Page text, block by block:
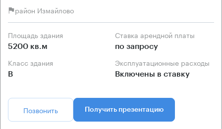
район Измайлово
Площадь здания
5200 кв.м
Ставка арендной платы
по запросу
Класс здания
B
Эксплуатационные расходы
Включены в ставку
Позвонить Получить презентацию